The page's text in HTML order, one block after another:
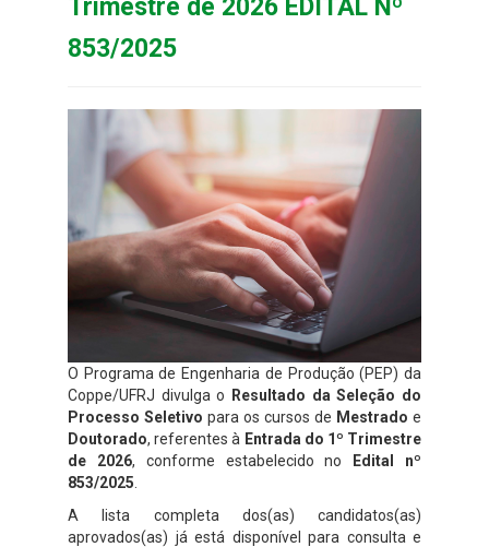
Trimestre de 2026 EDITAL Nº
853/2025
O Programa de Engenharia de Produção (PEP) da
Coppe/UFRJ divulga o
Resultado da Seleção do
Processo Seletivo para os cursos de Mestrado e
Doutorado, referentes à Entrada do 1º Trimestre
de 2026, conforme estabelecido no
Edital nº
853/2025
A lista completa dos(as) candidatos(as)
aprovados(as) já está disponível para consulta e